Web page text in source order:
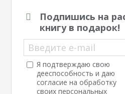
Подпишись на
книгу в подарок!
Введите e-mail
Я подтверждаю свою
дееспособность и даю
согласие на обработку
своих персональных